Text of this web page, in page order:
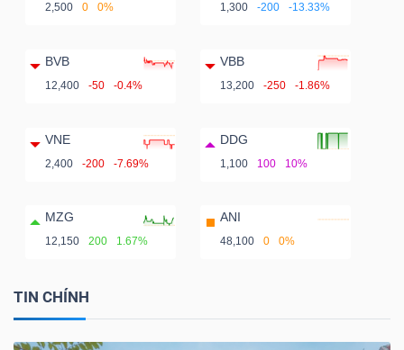
2,500 0 0% 1,300 -200 -13.33%
BVB
12,400 -50 -0.4%
VBB
13,200 -250 -1.86%
VNE
2,400 -200 -7.69%
DDG
1,100 100 10%
MZG
12,150 200 1.67%
ANI
48,100 0 0%
TIN CHÍNH